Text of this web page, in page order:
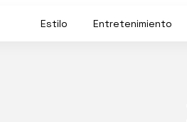
Estilo Entretenimiento